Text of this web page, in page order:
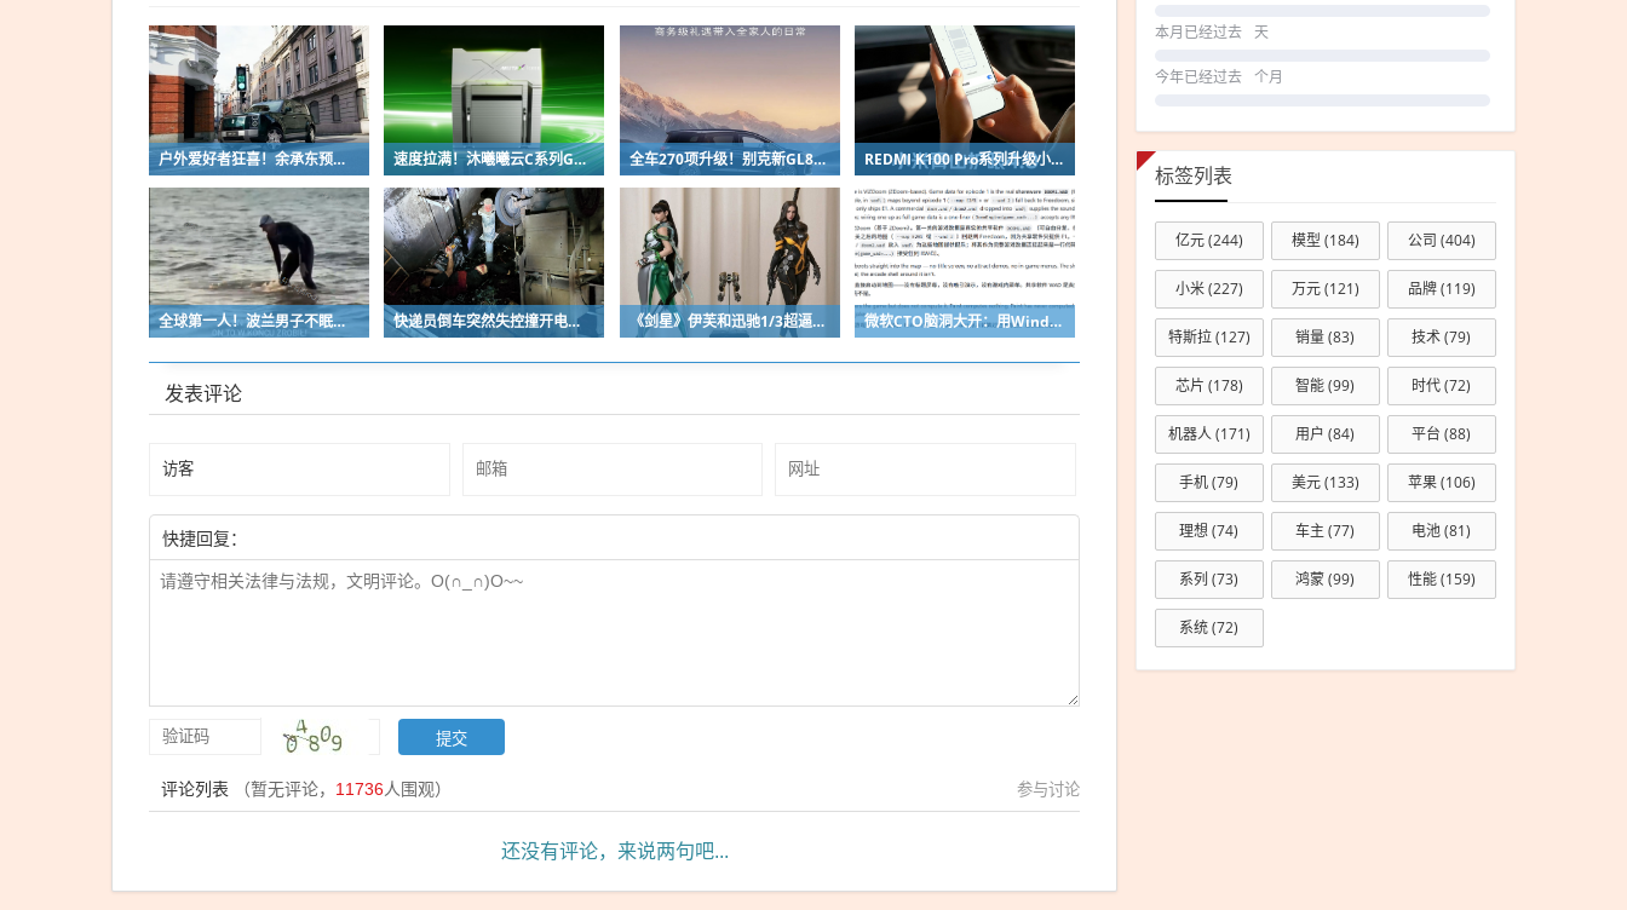
户外爱好者狂喜！余承东预热享界G9：配电动顶帐、尾门厨房 速度拉满！沐曦曦云C系列GPU实现MiniMax H3模型首日适配 全车270项升级！别克新GL8陆尚MPV官图出炉：锦绣前程豪华座舱 REDMI K100 Pro系列升级小米青山护眼4.0：新增防晕车模式 坐车刷手机不易晕
全球第一人！波兰男子不眠不休游泳56小时横渡波罗的海 快递员倒车突然失控撞开电梯门 连人带车坠下10米深电梯井 《剑星》伊芙和迅驰1/3超逼真手办最终图 万元售价顷刻售罄！ 微软CTO脑洞大开：用Windows画图当显示器跑Doom！逐帧粘贴到画布
发表评论
快捷回复：
评论列表 （暂无评论， 11736人围观） 参与讨论
还没有评论，来说两句吧...
本月已经过去 天
今年已经过去 个月
标签列表
亿元(244) 模型 (184) 公司 (404)
小米(227) 万元(121) 品牌(119)
特斯拉(127) 销量(83) 技术(79)
芯片 (178) 智能(99) 时代(72)
机器人(171) 用户 (84) 平台 (88)
手机(79) 美元(133) 苹果(106)
理想(74) 车主 (77) 电池(81)
系列 (73) 鸿蒙(99) 性能(159)
系统(72)